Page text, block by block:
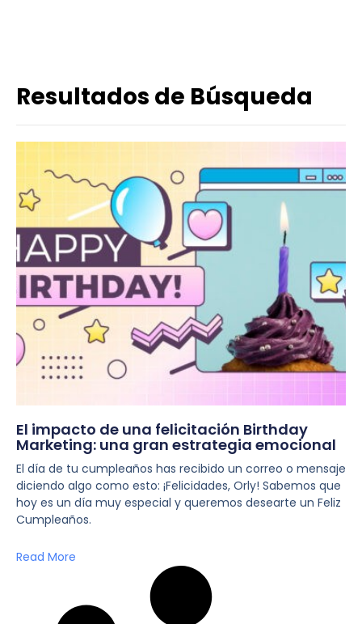
Resultados de Búsqueda
El impacto de una felicitación Birthday
Marketing: una gran estrategia emocional
El día de tu cumpleaños has recibido un correo o mensaje
diciendo algo como esto: ¡Felicidades, Orly! Sabemos que
hoy es un día muy especial y queremos desearte un Feliz
Cumpleaños.
Read More